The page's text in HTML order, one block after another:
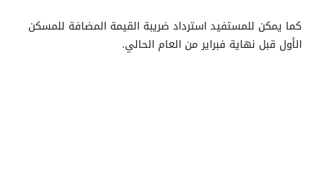
كما يمكن للمستفيد استرداد ضريبة القيمة المضافة للمسكن
الأول قبل نهاية فبراير من العام الحالي.